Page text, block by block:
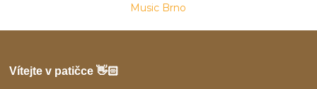
Music Brno
Vítejte v patičce 👋🏻